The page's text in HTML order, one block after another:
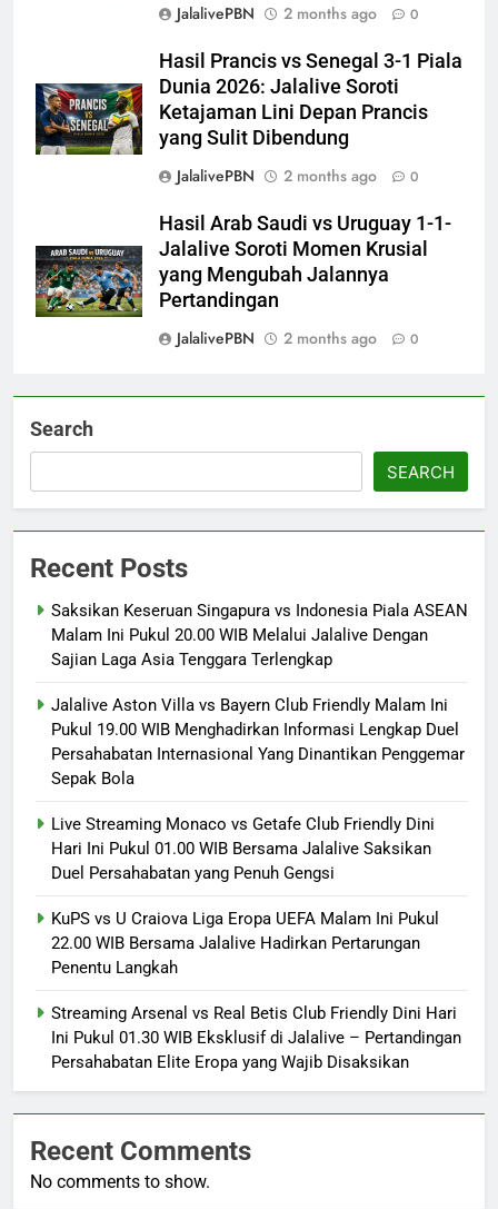
JalalivePBN
2 months ago 0
Hasil Prancis vs Senegal 3-1 Piala
Dunia 2026: Jalalive Soroti
Ketajaman Lini Depan Prancis
yang Sulit Dibendung
JalalivePBN
2 months ago 0
Hasil Arab Saudi vs Uruguay 1-1-
Jalalive Soroti Momen Krusial
yang Mengubah Jalannya
Pertandingan
JalalivePBN
2 months ago 0
Search
SEARCH
Recent Posts
Saksikan Keseruan Singapura vs Indonesia Piala ASEAN
Malam Ini Pukul 20.00 WIB Melalui Jalalive Dengan
Sajian Laga Asia Tenggara Terlengkap
Jalalive Aston Villa vs Bayern Club Friendly Malam Ini
Pukul 19.00 WIB Menghadirkan Informasi Lengkap Duel
Persahabatan Internasional Yang Dinantikan Penggemar
Sepak Bola
Live Streaming Monaco vs Getafe Club Friendly Dini
Hari Ini Pukul 01.00 WIB Bersama Jalalive Saksikan
Duel Persahabatan yang Penuh Gengsi
KuPS vs U Craiova Liga Eropa UEFA Malam Ini Pukul
22.00 WIB Bersama Jalalive Hadirkan Pertarungan
Penentu Langkah
Streaming Arsenal vs Real Betis Club Friendly Dini Hari
Ini Pukul 01.30 WIB Eksklusif di Jalalive – Pertandingan
Persahabatan Elite Eropa yang Wajib Disaksikan
Recent Comments
No comments to show.